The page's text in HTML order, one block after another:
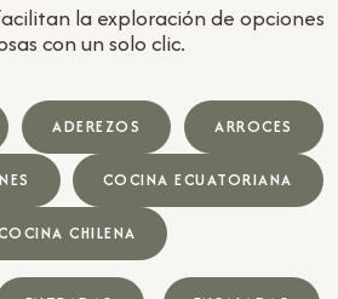
la exploración de opciones
con un solo clic.
ADEREZOS ARROCES
COCINA ECUATORIANA
CHILENA